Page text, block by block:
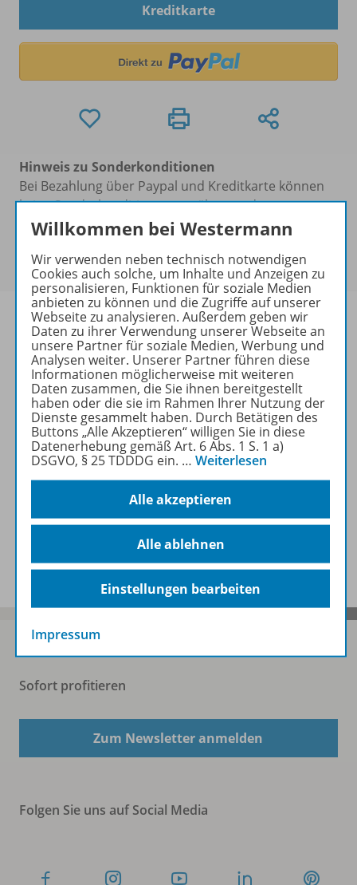
Kreditkarte
Hinweis zu Sonderkonditionen
Bei Bezahlung über Paypal und Kreditkarte können
keine Sonderkonditionen gewährt werden.
Sie haben ein passendes Spar-Paket?
sich bitte an.
Informationen
Weitere Inhalte der Ausgabe
Ergänzende Materialien
Sofort profitieren
Zum Newsletter anmelden
Folgen Sie uns auf Social Media
Willkommen bei Westermann
Wir verwenden neben technisch notwendigen
Cookies auch solche, um Inhalte und Anzeigen zu
personalisieren, Funktionen für soziale Medien
anbieten zu können und die Zugriffe auf unserer
Webseite zu analysieren. Außerdem geben wir
Daten zu ihrer Verwendung unserer Webseite an
unsere Partner für soziale Medien, Werbung und
Analysen weiter. Unserer Partner führen diese
Informationen möglicherweise mit weiteren
Daten zusammen, die Sie ihnen bereitgestellt
haben oder die sie im Rahmen Ihrer Nutzung der
Dienste gesammelt haben. Durch Betätigen des
Buttons „Alle Akzeptieren“ willigen Sie in diese
Datenerhebung gemäß Art. 6 Abs. 1 S. 1 a)
DSGVO, § 25 TDDDG ein. … Weiterlesen
Alle akzeptieren
Alle ablehnen
Einstellungen bearbeiten
Impressum